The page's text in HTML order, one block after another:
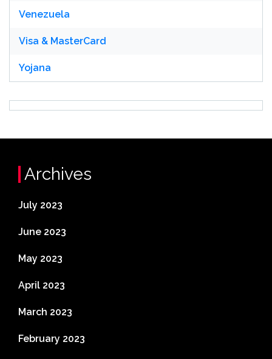
Venezuela
Visa & MasterCard
Yojana
Archives
July 2023
June 2023
May 2023
April 2023
March 2023
February 2023